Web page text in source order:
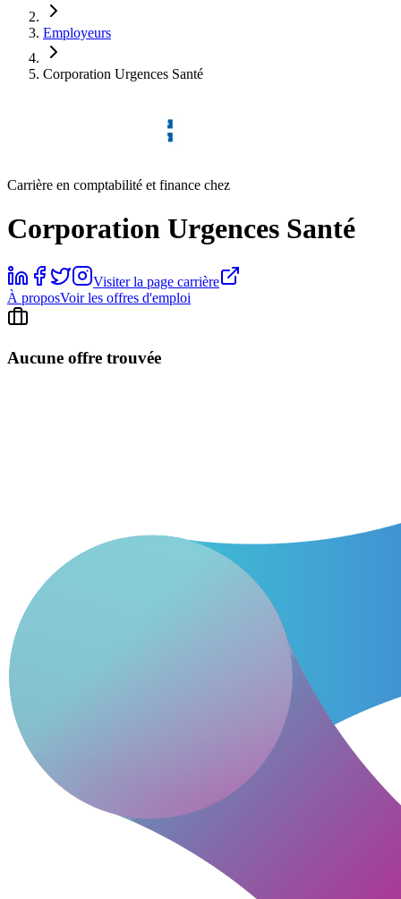
Employeurs
Corporation Urgences Santé
Carrière en comptabilité et finance chez
Corporation Urgences Santé
Visiter la page carrière
À proposVoir les offres d'emploi
Aucune offre trouvée